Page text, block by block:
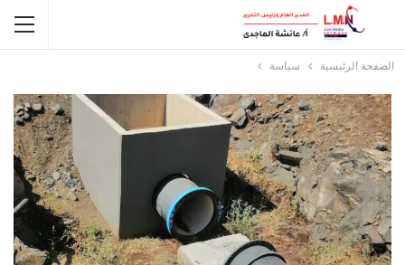
الصفحة الرئيسية سياسة